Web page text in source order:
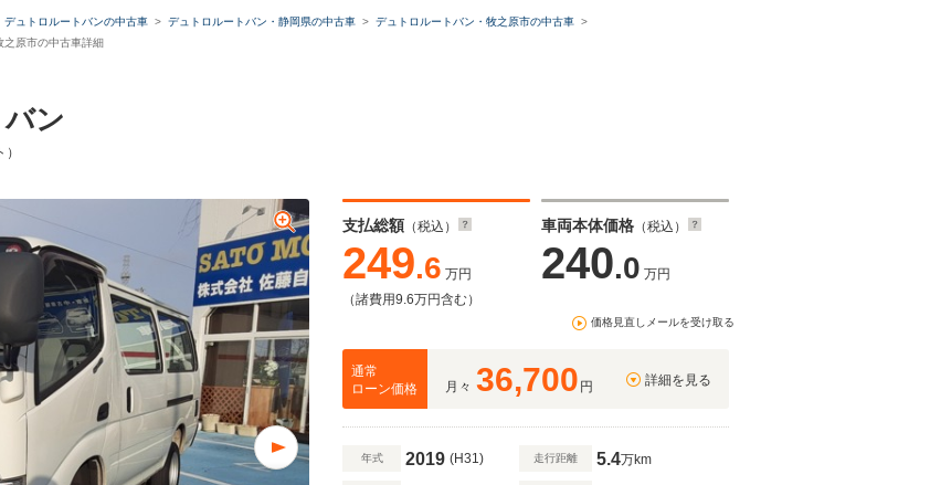
デュトロルートバンの中古車 デュトロルートバン・静岡県の中古車
デュトロルートバン・牧之原市の中古車
之原市の中古車詳細
ン
支払総額 （税込）
249.6 万円
（諸費用9.6万円含む）
車両本体価格 （税込）
240.0 万円
価格見直しメールを受け取る
通常
ローン価格
月々 36,700 円 詳細を見る
年式 2019 (H31) 走行距離 5.4万km
ター
・据置ローン
自由に設定